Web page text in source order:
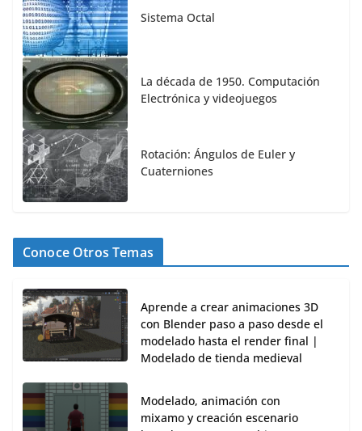
Sistema Octal
La década de 1950. Computación
Electrónica y videojuegos
Rotación: Ángulos de Euler y
Cuaterniones
Conoce Otros Temas
Aprende a crear animaciones 3D
con Blender paso a paso desde el
modelado hasta el render final |
Modelado de tienda medieval
Modelado, animación con
mixamo y creación escenario